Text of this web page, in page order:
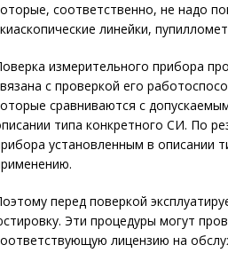
соответственно, не надо
линейки,
измерительного прибора
с проверкой его
сравниваются с
типа конкретного СИ. По
установленным в описании
перед поверкой
Эти процедуры могут
лицензию на